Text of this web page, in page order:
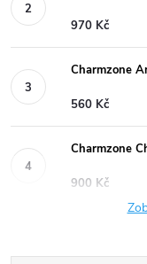
970 Kč
Charmzone
560 Kč
Charmzone
900 Kč